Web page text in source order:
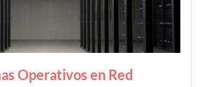
Operativos en Red